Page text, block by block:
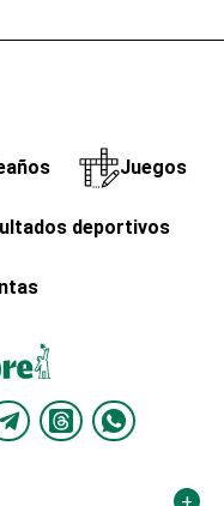
Juegos
deportivos